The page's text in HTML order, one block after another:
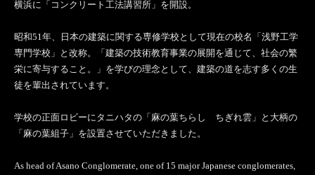
横浜に「コンクリート工法講習所」を開設。
昭和51年、日本の建築に関する専修学校として現在の校名「浅野工学
専門学校」と改称。「建築の技術教育事業の展開を通じて、社会の繁
栄に寄与すること。」を学びの理念として、建築の道を志す多くの生
徒を輩出されています。
学校の正面ロビーにタニハタの「麻の葉ちらし ちぎれ雲」と大柄の
「麻の葉組子」を設置させていただきました。
As head of Asano Conglomerate, one of 15 major Japanese conglomerates,